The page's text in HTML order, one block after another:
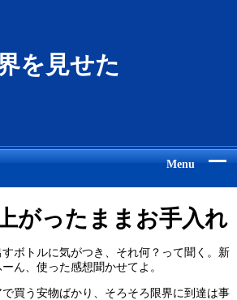
を見せた
Menu
がったままお手入れ
ボトルに気がつき、それ何？って聞く。新
ん、使った感想聞かせてよ。
買う安物ばかり、そろそろ限界に到達は事